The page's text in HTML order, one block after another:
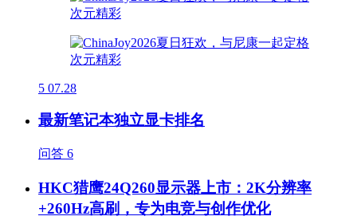
5 07.28
最新笔记本独立显卡排名
问答 6
HKC猎鹰24Q260显示器上市：2K分辨率
+260Hz高刷，专为电竞与创作优化